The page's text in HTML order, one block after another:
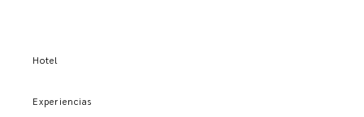
Hotel
Experiencias